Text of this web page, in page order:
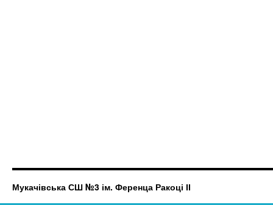
Мукачівська СШ №3 ім. Ференца Ракоці ІІ